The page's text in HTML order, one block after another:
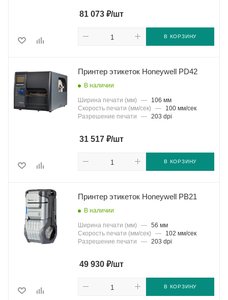
81 073 ₽/шт
В КОРЗИНУ
Принтер этикеток Honeywell PD42
В наличии
Ширина печати (мм) —
106 мм
Скорость печати (мм/сек)
—
100 мм/сек
Разрешение печати
— 203 dpi
31 517 ₽/шт
В КОРЗИНУ
Принтер этикеток Honeywell PB21
В наличии
Ширина печати (мм) — 56 мм
Скорость печати (мм/сек)
—
102 мм/сек
Разрешение печати
— 203 dpi
49 930 ₽/шт
В КОРЗИНУ